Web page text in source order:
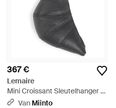
367 €
Lemaire
Mini Croissant Sleutelhanger -
GrijsVan Miinto